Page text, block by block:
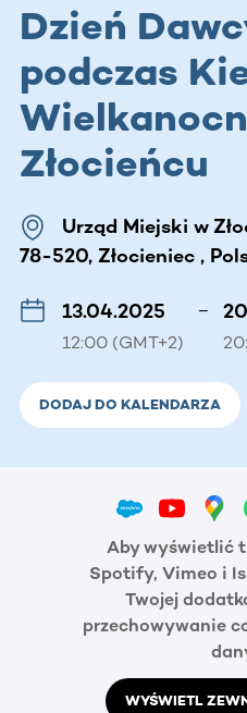
Dzień
podczas
Złocieńcu
Urząd Miejski w
78-520, Złocieniec ,
13.04.2025
12:00 (GMT+2)
–
DODAJ DO KALENDARZA
Aby wyświetlić
Spotify, Vimeo i
Twojej
przechowywanie
WYŚWIETL